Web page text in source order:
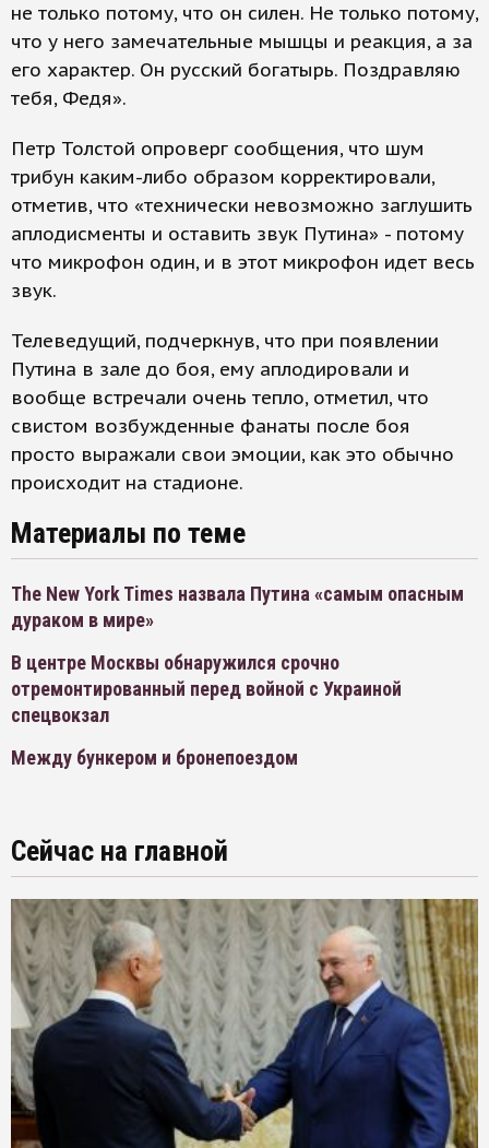
не только потому, что он силен. Не только потому,
что у него замечательные мышцы и реакция, а за
его характер. Он русский богатырь. Поздравляю
тебя, Федя».
Петр Толстой опроверг сообщения, что шум
трибун каким-либо образом корректировали,
отметив, что «технически невозможно заглушить
аплодисменты и оставить звук Путина» - потому
что микрофон один, и в этот микрофон идет весь
звук.
Телеведущий, подчеркнув, что при появлении
Путина в зале до боя, ему аплодировали и
вообще встречали очень тепло, отметил, что
свистом возбужденные фанаты после боя
просто выражали свои эмоции, как это обычно
происходит на стадионе.
Материалы по теме
The New York Times назвала Путина «самым опасным
дураком в мире»
В центре Москвы обнаружился срочно
отремонтированный перед войной с Украиной
спецвокзал
Между бункером и бронепоездом
Сейчас на главной